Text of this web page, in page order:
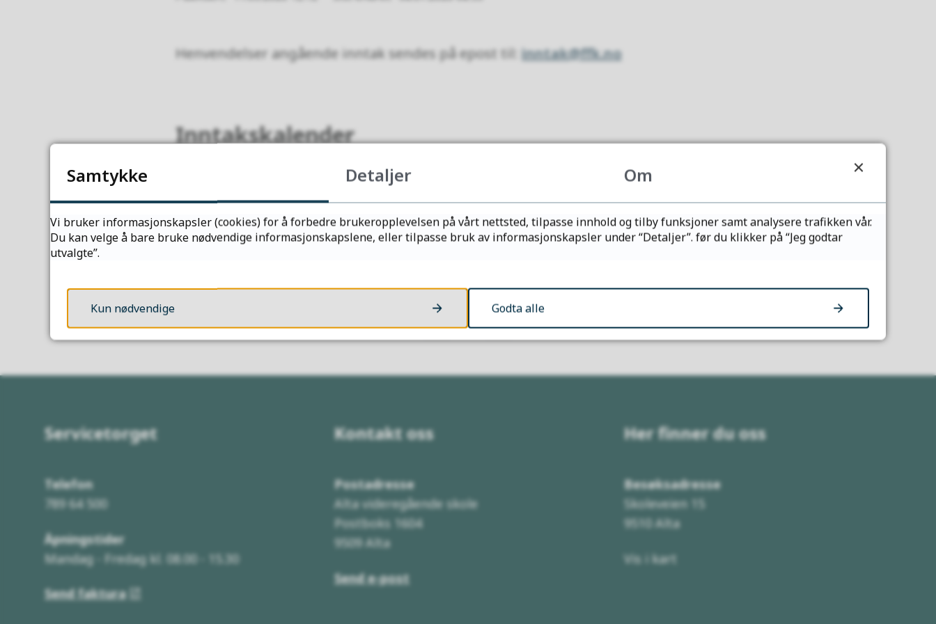
Henvendelser angående inntak sendes på epost til:inntak@ffk.no
Inntakskalender
Her finner du alle viktige datoer som har med innsøking og inntak å gjøre.
Gå til inntakskalenderen på ffk.no
Ja Nei
Servicetorget
Telefon
789 64 500
Åpningstider
Mandag - Fredag kl. 08.00 - 15.30
Send faktura
Kontakt oss
Postadresse
Alta videregående skole
Postboks 1604
9509 Alta
Send e-post
Her finner du oss
Besøksadresse
Skoleveien 15
9510 Alta
Vis i kart
Samtykke Detaljer Om
Vi bruker informasjonskapsler (cookies) for å forbedre brukeropplevelsen på vårt nettsted, tilpasse innhold og tilby funksjoner samt analysere trafikken vår.
Du kan velge å bare bruke nødvendige informasjonskapslene, eller tilpasse bruk av informasjonskapsler under “Detaljer”. før du klikker på “Jeg godtar
utvalgte”.
Kun nødvendige Godta alle